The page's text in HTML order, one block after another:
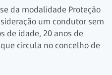
da modalidade Proteção
um condutor sem
de idade, 20 anos de
circula no concelho de